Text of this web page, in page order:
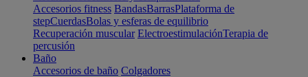
Accesorios fitness BandasBarrasPlataforma de
stepCuerdasBolas y esferas de equilibrio
Recuperación muscular ElectroestimulaciónTerapia de
percusión
Baño
Accesorios de baño Colgadores